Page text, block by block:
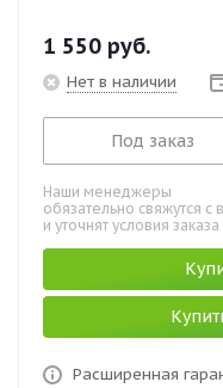
1 550 руб.
Нет в наличии
Под заказ
Наши менеджеры
обязательно свяжутся с
и уточнят условия заказа
Расширенная